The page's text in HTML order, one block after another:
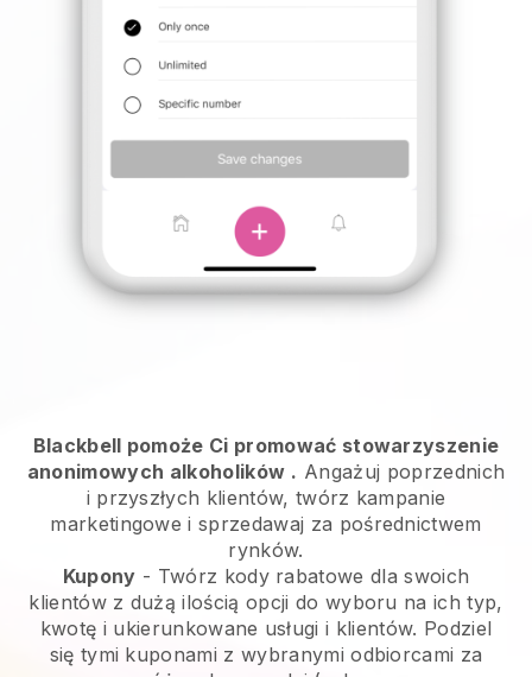
Blackbell pomoże Ci promować stowarzyszenie
anonimowych alkoholików . Angażuj poprzednich
i przyszłych klientów, twórz kampanie
marketingowe i sprzedawaj za pośrednictwem
rynków.
Kupony - Twórz kody rabatowe dla swoich
klientów z dużą ilością opcji do wyboru na ich typ,
kwotę i ukierunkowane usługi i klientów. Podziel
się tymi kuponami z wybranymi odbiorcami za